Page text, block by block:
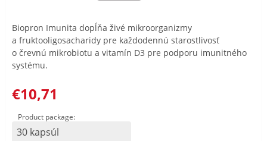
Biopron Imunita dopĺňa živé mikroorganizmy
a fruktooligosacharidy pre každodennú starostlivosť
o črevnú mikrobiotu a vitamín D3 pre podporu imunitného
systému.
€10,71
Product package:
30 kapsúl